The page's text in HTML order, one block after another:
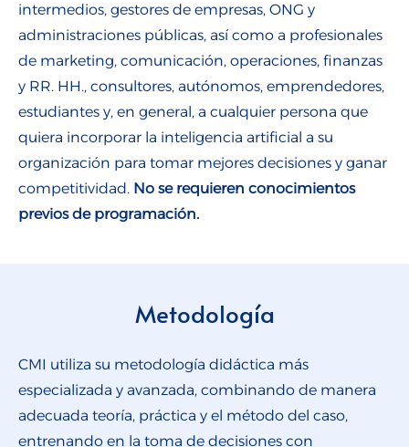
intermedios, gestores de empresas, ONG y
administraciones públicas, así como a profesionales
de marketing, comunicación, operaciones, finanzas
y RR. HH., consultores, autónomos, emprendedores,
estudiantes y, en general, a cualquier persona que
quiera incorporar la inteligencia artificial a su
organización para tomar mejores decisiones y ganar
competitividad. No se requieren conocimientos
previos de programación.
Metodología
CMI utiliza su metodología didáctica más
especializada y avanzada, combinando de manera
adecuada teoría, práctica y el método del caso,
entrenando en la toma de decisiones con